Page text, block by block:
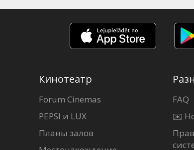
Кинотеатр
Forum Cinemas
PEPSI и LUX
Планы залов
FAQ
✉️